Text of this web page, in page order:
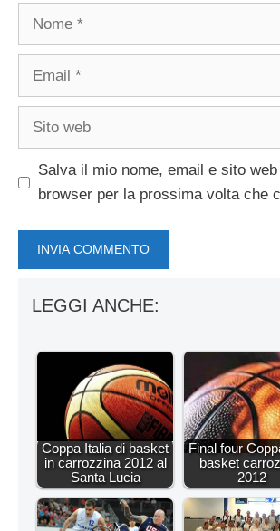
Nome
Email
Sito
Salva il mio nome, email e sito
browser per la prossima volta che
LEGGI ANCHE:
Coppa Italia di basket
in carrozzina 2012 al
Santa Lucia
Final four
basket
2012